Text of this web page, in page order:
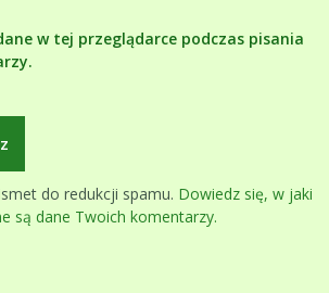
w tej przeglądarce podczas pisania
do redukcji spamu. Dowiedz się, w jaki
są dane Twoich komentarzy.